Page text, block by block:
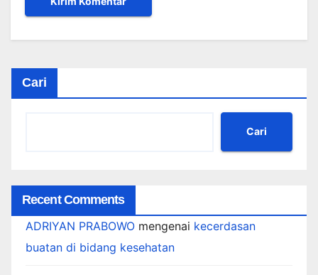
Cari
Cari
Recent Comments
ADRIYAN PRABOWO mengenai kecerdasan
buatan di bidang kesehatan